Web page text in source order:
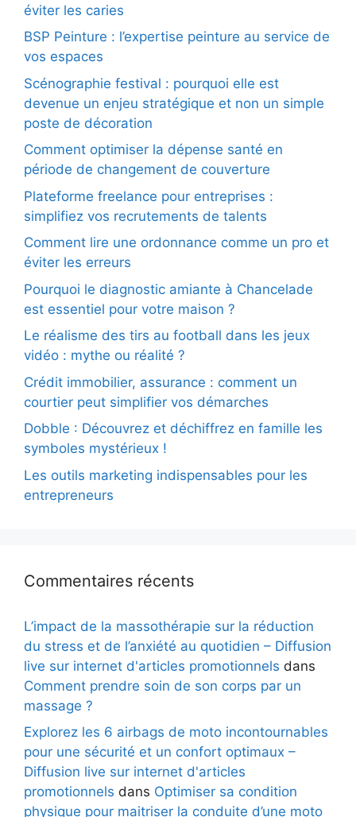
éviter les caries
BSP Peinture : l’expertise peinture au service de
vos espaces
Scénographie festival : pourquoi elle est
devenue un enjeu stratégique et non un simple
poste de décoration
Comment optimiser la dépense santé en
période de changement de couverture
Plateforme freelance pour entreprises :
simplifiez vos recrutements de talents
Comment lire une ordonnance comme un pro et
éviter les erreurs
Pourquoi le diagnostic amiante à Chancelade
est essentiel pour votre maison ?
Le réalisme des tirs au football dans les jeux
vidéo : mythe ou réalité ?
Crédit immobilier, assurance : comment un
courtier peut simplifier vos démarches
Dobble : Découvrez et déchiffrez en famille les
symboles mystérieux !
Les outils marketing indispensables pour les
entrepreneurs
Commentaires récents
L’impact de la massothérapie sur la réduction
du stress et de l’anxiété au quotidien – Diffusion
live sur internet d'articles promotionnels dans
Comment prendre soin de son corps par un
massage ?
Explorez les 6 airbags de moto incontournables
pour une sécurité et un confort optimaux –
Diffusion live sur internet d'articles
promotionnels dans Optimiser sa condition
physique pour maitriser la conduite d’une moto